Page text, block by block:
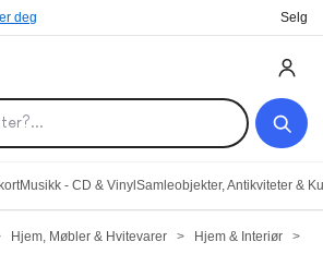
deg Selg
Musikk - CD & Vinyl Samleobjekter, Antikviteter &
Hjem, Møbler & Hvitevarer > Hjem & Interiør
>